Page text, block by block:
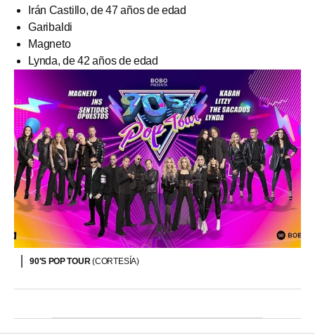
Irán Castillo, de 47 años de edad
Garibaldi
Magneto
Lynda, de 42 años de edad
90′S POP TOUR (CORTESÍA)